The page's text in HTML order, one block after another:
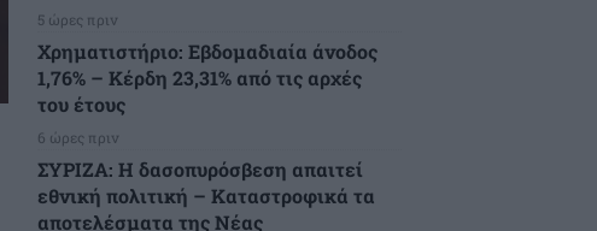
5 ώρες πριν
Χρηματιστήριο: Εβδομαδιαία άνοδος
1,76% – Κέρδη 23,31% από τις αρχές
του έτους
6 ώρες πριν
ΣΥΡΙΖΑ: Η δασοπυρόσβεση απαιτεί
εθνική πολιτική – Καταστροφικά τα
αποτελέσματα της Νέας